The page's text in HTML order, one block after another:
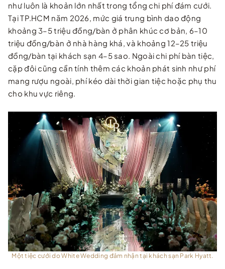
như luôn là khoản lớn nhất trong tổng chi phí đám cưới.
Tại TP.HCM năm 2026, mức giá trung bình dao động
khoảng 3–5 triệu đồng/bàn ở phân khúc cơ bản, 6–10
triệu đồng/bàn ở nhà hàng khá, và khoảng 12–25 triệu
đồng/bàn tại khách sạn 4–5 sao. Ngoài chi phí bàn tiệc,
cặp đôi cũng cần tính thêm các khoản phát sinh như phí
mang rượu ngoài, phí kéo dài thời gian tiệc hoặc phụ thu
cho khu vực riêng.
Một tiệc cưới do White Wedding đảm nhận tại khách sạn Park Hyatt.